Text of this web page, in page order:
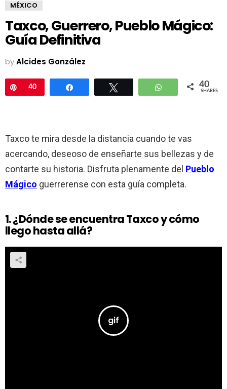
MÉXICO
Taxco, Guerrero, Pueblo Mágico:
Guía Definitiva
byAlcides González
Pin
40 WhatsApp40
SHARES
Taxco te mira desde la distancia cuando te vas
acercando, deseoso de enseñarte sus bellezas y de
contarte su historia. Disfruta plenamente del Pueblo
Mágico guerrerense con esta guía completa.
1. ¿Dónde se encuentra Taxco y cómo
llego hasta allá?